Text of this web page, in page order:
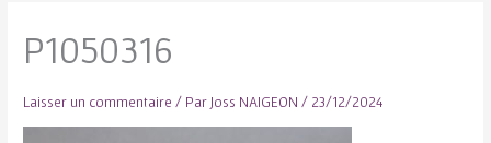
P1050316
Laisser un commentaire / Par Joss NAIGEON / 23/12/2024